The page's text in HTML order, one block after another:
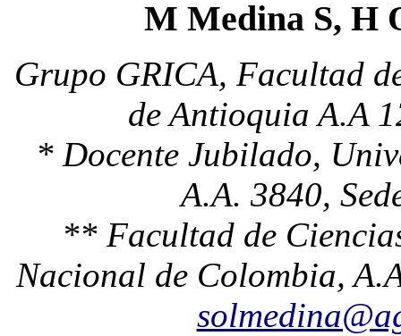
M Medina S, H
Grupo GRICA, Facultad
de Antioquia A.A
* Docente Jubilado,
A.A. 3840,
** Facultad de
Nacional de Colombia,